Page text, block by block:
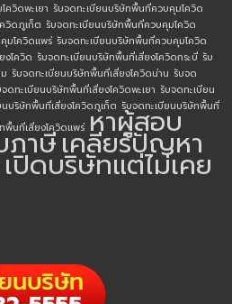
ควิดพะเยา รับจดทะเบียนบริษัทพื้นที่ควบคุมโควิด
วิดภูเก็ต รับจดทะเบียนบริษัทพื้นที่ควบคุมโควิด
มโควิดแพร่ รับจดทะเบียนบริษัทพื้นที่ควบคุมโควิด
งโควิด รับจดทะเบียนบริษัทพื้นที่เสี่ยงโควิดกระบี่ รับ
รับจดทะเบียนบริษัทพื้นที่เสี่ยงโควิดน่าน รับจด
จดทะเบียนบริษัทพื้นที่เสี่ยงโควิดพะเยา รับจดทะเบียน
นบริษัทพื้นที่เสี่ยงโควิดภูเก็ต รับจดทะเบียนบริษัทพื้นที่
พื้นที่เสี่ยงโควิดแพร่ หาผู้สอบ
ภาษีเคลียร์ปัญหา
เปิดบริษัทแต่ไม่เคย